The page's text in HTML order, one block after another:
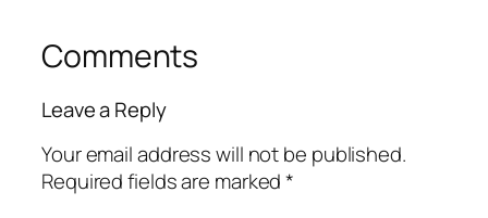
Comments
Leave a Reply
Your email address will not be published.
Required fields are marked*